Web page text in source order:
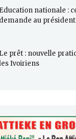
Education nationale :
demande au
Le prêt : nouvelle
Ivoiriens